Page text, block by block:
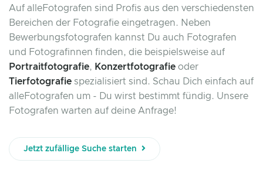
Auf alleFotografen sind Profis aus den verschiedensten
Bereichen der Fotografie eingetragen. Neben
Bewerbungsfotografen kannst Du auch Fotografen
und Fotografinnen finden, die beispielsweise auf
Portraitfotografie, Konzertfotografie oder
Tierfotografie spezialisiert sind. Schau Dich einfach auf
alleFotografen um - Du wirst bestimmt fündig. Unsere
Fotografen warten auf deine Anfrage!
Jetzt zufällige Suche starten